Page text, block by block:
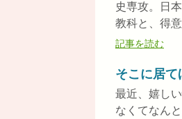
史専攻。日
教科と、得
記事を読む
そこに居て
最近、嬉し
なくてなん